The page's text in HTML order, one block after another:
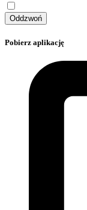
Oddzwoń
Pobierz aplikację